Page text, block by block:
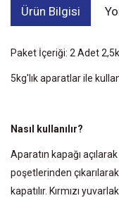
Ürün Bilgisi
Paket İçeriği: 2 Adet
5kg'lık aparatlar ile
Nasıl kullanılır?
Aparatın kapağı
poşetlerinden
kapatılır. Kırmızı